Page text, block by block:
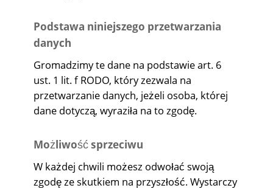
Podstawa niniejszego przetwarzania
danych
Gromadzimy te dane na podstawie art. 6
ust. 1 lit. f RODO, który zezwala na
przetwarzanie danych, jeżeli osoba, której
dane dotyczą, wyraziła na to zgodę.
Możliwość sprzeciwu
W każdej chwili możesz odwołać swoją
zgodę ze skutkiem na przyszłość. Wystarczy